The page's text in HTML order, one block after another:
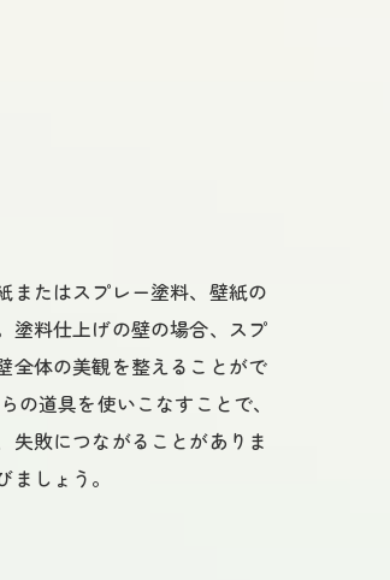
またはスプレー塗料、壁紙の
塗料仕上げの壁の場合、スプ
全体の美観を整えることがで
道具を使いこなすことで、
敗につながることがありま
しょう。